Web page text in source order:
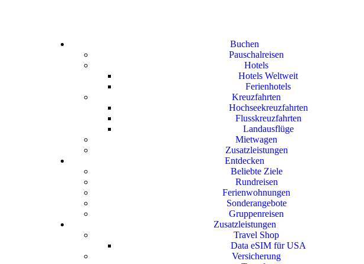
Buchen
Pauschalreisen
Hotels
Hotels Weltweit
Ferienhotels
Kreuzfahrten
Hochseekreuzfahrten
Flusskreuzfahrten
Landausflüge
Mietwagen
Zusatzleistungen
Entdecken
Beliebte Ziele
Rundreisen
Ferienwohnungen
Sonderangebote
Gruppenreisen
Zusatzleistungen
Travel Shop
Data eSIM für USA
Versicherung